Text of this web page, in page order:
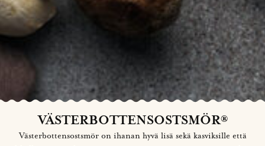
VÄSTERBOTTENSOSTSMÖR®
Västerbottensostsmör on ihanan hyvä lisä sekä kasviksille että